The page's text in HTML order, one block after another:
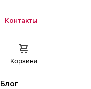
Контакты
Корзина
Блог